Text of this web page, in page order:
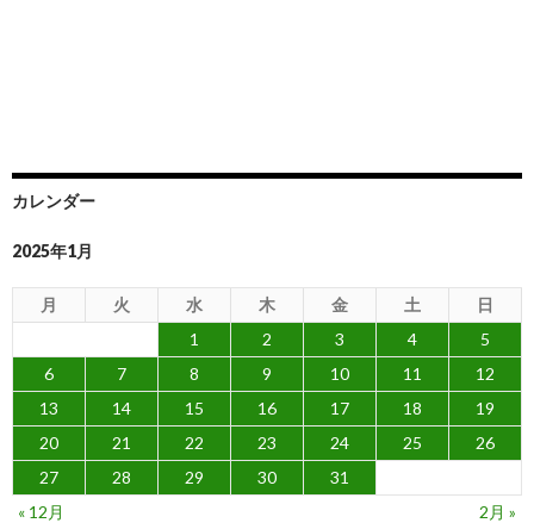
カレンダー
2025年1月
月 火 水 木 金 土
日
1
2 3 4
5
6
7 8 9 10 11
12
13
14 15 16 17 18
19
20
21 22 23 24 25
26
27
28 29 30
31
« 12月
2月 »